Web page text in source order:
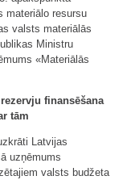
materiālo resursu
valsts materiālās
Ministru
«Materiālās
finansēšana
tām
Latvijas
uzņēmums
valsts budžeta